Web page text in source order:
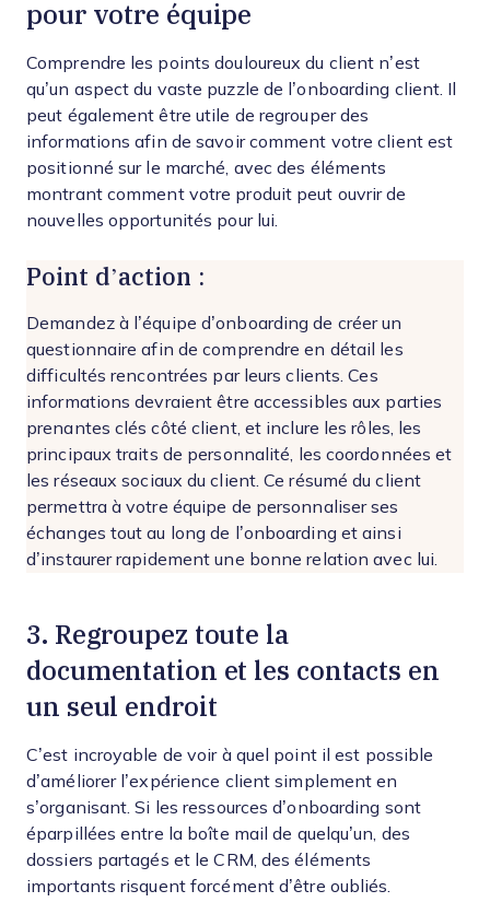
pour votre équipe
Comprendre les points douloureux du client n’est
qu’un aspect du vaste puzzle de l’onboarding client. Il
peut également être utile de regrouper des
informations afin de savoir comment votre client est
positionné sur le marché, avec des éléments
montrant comment votre produit peut ouvrir de
nouvelles opportunités pour lui.
Point d’action :
Demandez à l’équipe d’onboarding de créer un
questionnaire afin de comprendre en détail les
difficultés rencontrées par leurs clients. Ces
informations devraient être accessibles aux parties
prenantes clés côté client, et inclure les rôles, les
principaux traits de personnalité, les coordonnées et
les réseaux sociaux du client. Ce résumé du client
permettra à votre équipe de personnaliser ses
échanges tout au long de l’onboarding et ainsi
d’instaurer rapidement une bonne relation avec lui.
3. Regroupez toute la
documentation et les contacts en
un seul endroit
C’est incroyable de voir à quel point il est possible
d’améliorer l’expérience client simplement en
s’organisant. Si les ressources d’onboarding sont
éparpillées entre la boîte mail de quelqu’un, des
dossiers partagés et le CRM, des éléments
importants risquent forcément d’être oubliés.